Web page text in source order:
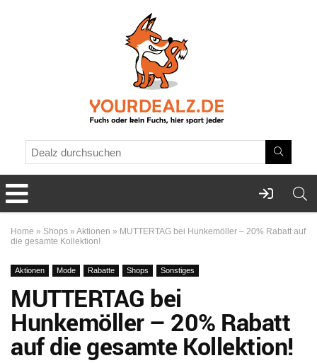
Home » Shops » Aktionen » MUTTERTAG bei Hunkemöller – 20% Rabatt auf
die gesamte Kollektion!
Aktionen Mode Rabatte Shops Sonstiges
MUTTERTAG bei
Hunkemöller – 20% Rabatt
auf die gesamte Kollektion!